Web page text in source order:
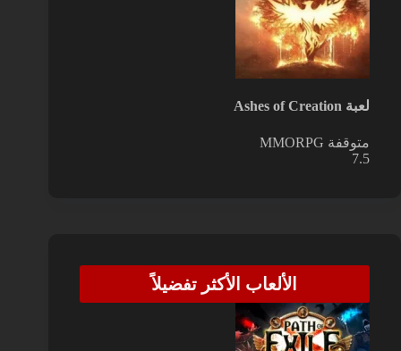
لعبة Ashes of Creation
متوقفة MMORPG
7.5
الألعاب الأكثر تفضيلاً